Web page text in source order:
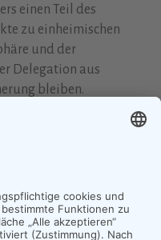
einen Teil des
zu einheimischen
und der
Delegation aus
bleiben.
Lutz Urbach
Brief vonLaura
Jala